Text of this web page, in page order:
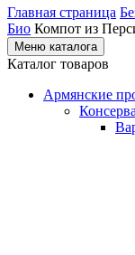
Главная страница
Био Компот из
Меню каталога
Каталог товаров
Армянские